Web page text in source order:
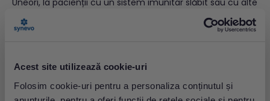
Acest site utilizează cookie-uri
Folosim cookie-uri pentru a personaliza conținutul și
afecțiuni cronice subiacente, infecțiile renale pot duce la
complicații
precum pielonefrita emfizematoasă (mai
Medicul va evalua dacă pacientul prezintă febră,